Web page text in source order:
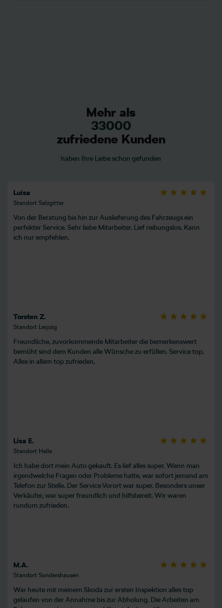
Mehr als
33000
zufriedene Kunden
haben Ihre Liebe schon gefunden
Luisa
Standort Salzgitter
Von der Beratung bis hin zur Auslieferung des Fahrzeugs ein
perfekter Service. Sehr liebe Mitarbeiter. Lief reibungslos. Kann
ich nur empfehlen.
Torsten Z.
Standort Leipzig
Freundliche, zuvorkommende Mitarbeiter die bemerkenswert
bemüht sind dem Kunden alle Wünsche zu erfüllen. Service top.
Alles in allem top zufrieden.
Lisa E.
Standort Halle
Ich habe dort mein Auto gekauft. Es lief alles super. Wenn man
irgendwelche Fragen oder Probleme hatte, war sofort jemand am
Telefon zur Stelle. Der Service Vorort war super. Besonders unser
Verkäufer, war super freundlich und hilfsbereit. Wir waren
rundum zufrieden.
M.A.
Standort Sondershausen
War heute mit meinem Skoda zur ersten Inspektion alles top
gelaufen von der Annahme bis zur Abholung. Die Arbeiten am